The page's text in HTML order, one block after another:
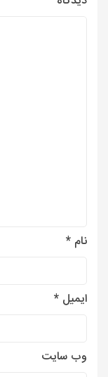
نام *
ایمیل *
وب‌ سایت